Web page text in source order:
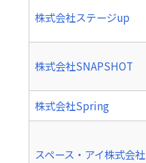
株式会社ステージup
株式会社SNAPSHOT
株式会社Spring
スペース・アイ株式会社